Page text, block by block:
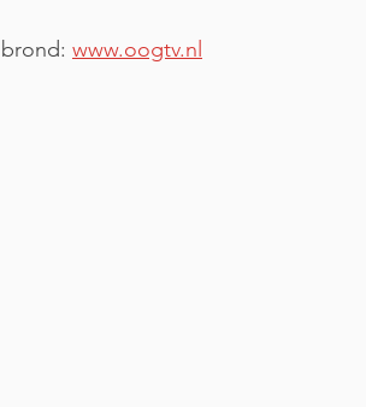
brond: www.oogtv.nl